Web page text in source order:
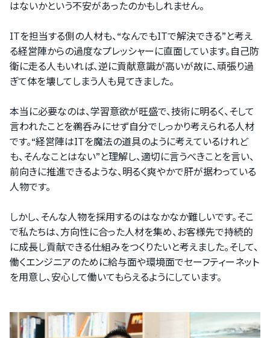
はないかという不安があったのかもしれません。
ITを担当する側の人材も、“なんでもITで解決できる”と考え
る経営陣からの過度なプレッシャーに直面しています。自己防
衛に走る人もいれば、逆に貢献意識が高いが故に、頑張り過
ぎて体を壊してしまう人も見てきました。
本当に必要なのは、学習意欲が旺盛で、技術に明るく、そして
言われたことを鵜呑みにせず自分でしっかり考えられる人材
です。“経営陣はITを魔法の道具のように考えているけれど
も、そんなことはない”と理解し、適切に言うべきことを言い、
前向きに推進できるような、明るく爽やかで肝が据わっている
人物です。
しかし、そんな人物を採用するのはなかなか難しいです。そこ
で私たちは、方向性に合った人材を集め、お客様先で持続的
に成長し貢献できる仕組みをつくりたいと考えました。そして、
働くエンジニアのために給与面や環境面でセーフティーネット
を用意し、安心して働いてもらえるようにしています。